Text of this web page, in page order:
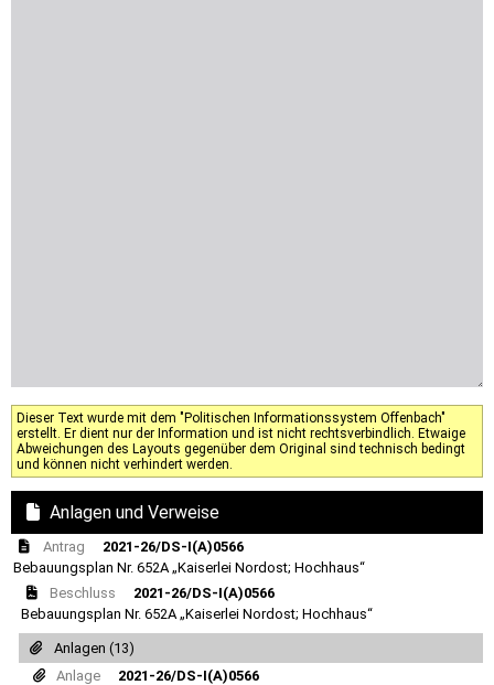
Dieser Text wurde mit dem "Politischen Informationssystem Offenbach"
erstellt. Er dient nur der Information und ist nicht rechtsverbindlich. Etwaige
Abweichungen des Layouts gegenüber dem Original sind technisch bedingt
und können nicht verhindert werden.
Anlagen und Verweise
Antrag
2021-26/DS-I(A)0566
Bebauungsplan Nr. 652A „Kaiserlei Nordost; Hochhaus“
Beschluss
2021-26/DS-I(A)0566
Bebauungsplan Nr. 652A „Kaiserlei Nordost; Hochhaus“
Anlagen (13)
Anlage
2021-26/DS-I(A)0566